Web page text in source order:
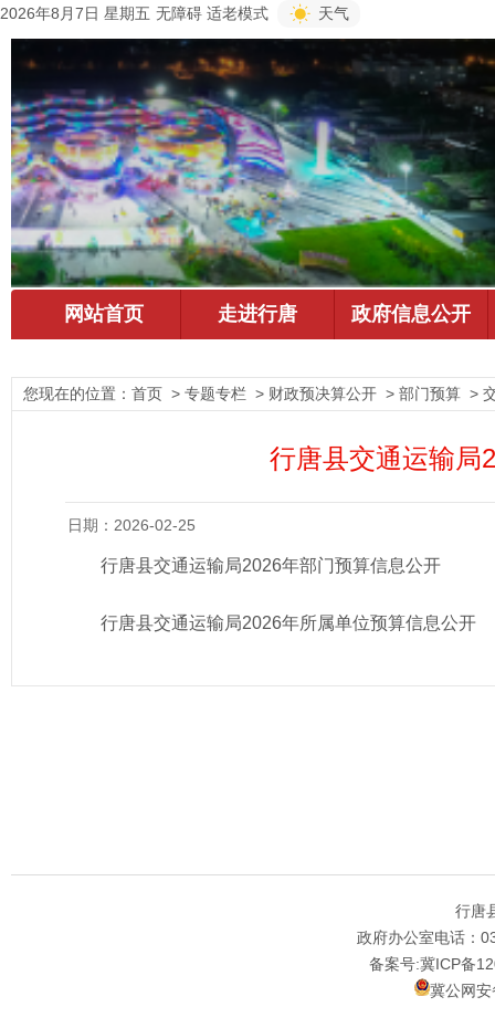
2026年8月7日 星期五 无障碍 适老模式 天气
您现在的位置： 首页 > 专题专栏 > 财政预决算公开 > 部门预算 >
行唐县交通运输局
日期：2026-02-25
行唐县交通运输局2026年部门预算信息公开
行唐县交通运输局2026年所属单位预算信息公开